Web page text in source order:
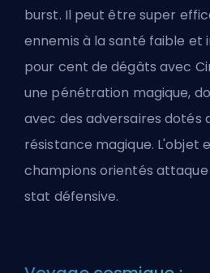
burst. Il peut être super
ennemis à la santé faible
pour cent de dégâts avec
une pénétration magique,
avec des adversaires dotés
résistance magique. L'objet
champions orientés
stat défensive.